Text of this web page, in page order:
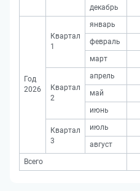
декабрь
Год
2026
Квартал
1
январь
февраль
март
Квартал
2
апрель
май
июнь
Квартал
3
июль
август
Всего